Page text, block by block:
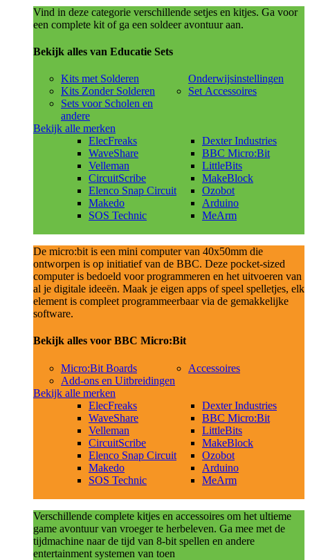
Vind in deze categorie verschillende setjes en kitjes. Ga voor
een complete kit of ga een soldeer avontuur aan.
Bekijk alles van Educatie Sets
Kits met Solderen
Kits Zonder Solderen
Sets voor Scholen en
andere
Onderwijsinstellingen
Set Accessoires
Bekijk alle merken
ElecFreaks
WaveShare
Velleman
CircuitScribe
Elenco Snap Circuit
Makedo
SOS Technic
Dexter Industries
BBC Micro:Bit
LittleBits
MakeBlock
Ozobot
Arduino
MeArm
De micro:bit is een mini computer van 40x50mm die
ontworpen is op initiatief van de BBC. Deze pocket-sized
computer is bedoeld voor programmeren en het uitvoeren van
al je digitale ideeën. Maak je eigen apps of speel spelletjes, elk
element is compleet programmeerbaar via de gemakkelijke
software.
Bekijk alles voor BBC Micro:Bit
Micro:Bit Boards
Add-ons en Uitbreidingen
Accessoires
Bekijk alle merken
ElecFreaks
WaveShare
Velleman
CircuitScribe
Elenco Snap Circuit
Makedo
SOS Technic
Dexter Industries
BBC Micro:Bit
LittleBits
MakeBlock
Ozobot
Arduino
MeArm
Verschillende complete kitjes en accessoires om het ultieme
game avontuur van vroeger te herbeleven. Ga mee met de
tijdmachine naar de tijd van 8-bit spellen en andere
entertainment systemen van toen